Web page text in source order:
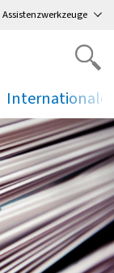
Assistenzwerkzeuge
.